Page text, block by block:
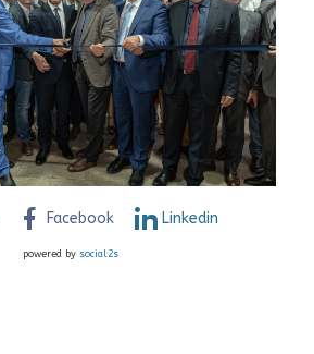
Facebook Linkedin
powered by social2s